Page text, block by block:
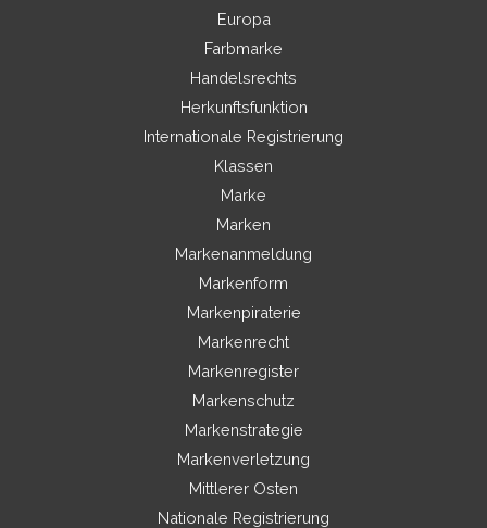
Europa
Farbmarke
Handelsrechts
Herkunftsfunktion
Internationale Registrierung
Klassen
Marke
Marken
Markenanmeldung
Markenform
Markenpiraterie
Markenrecht
Markenregister
Markenschutz
Markenstrategie
Markenverletzung
Mittlerer Osten
Nationale Registrierung